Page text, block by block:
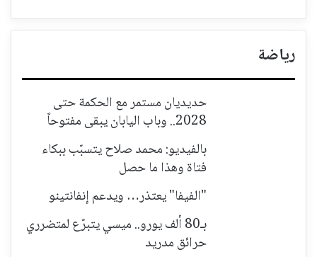
رياضة
حديديان مستمر مع الحكمة حتى
2028.. وباب اليابان يبقى مفتوحاً
بالفيديو: محمد صلاح يتسبّب ببكاء
فتاة وهذا ما حصل
"الفيفا" يعتذر… ويدعم إنفانتينو
بـ80 ألف يورو.. ميسي يتبرّع لمتضرري
حرائق مدريد